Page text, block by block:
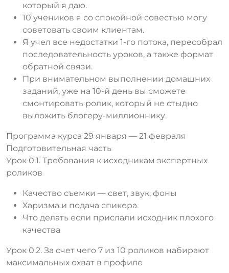
который я даю.
10 учеников я со спокойной совестью могу
советовать своим клиентам.
Я учел все недостатки 1-го потока, пересобрал
последовательность уроков, а также формат
обратной связи.
При внимательном выполнении домашних
заданий, уже на 10-й день вы сможете
смонтировать ролик, который не стыдно
выложить блогеру-миллионнику.
Программа курса 29 января — 21 февраля
Подготовительная часть
Урок 0.1. Требования к исходникам экспертных
роликов
Качество съемки — свет, звук, фоны
Харизма и подача спикера
Что делать если прислали исходник плохого
качества
Урок 0.2. За счет чего 7 из 10 роликов набирают
максимальных охват в профиле